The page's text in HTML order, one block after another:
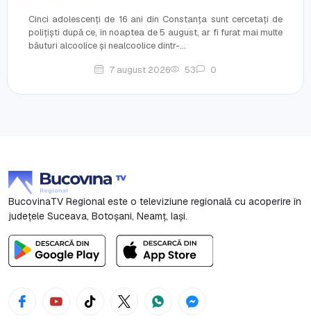
Cinci adolescenți de 16 ani din Constanța sunt cercetați de
polițiști după ce, în noaptea de 5 august, ar fi furat mai multe
băuturi alcoolice și nealcoolice dintr-...
7 august 2026 53 0
BucovinaTV Regional este o televiziune regională cu acoperire în
județele Suceava, Botoşani, Neamț, Iași.